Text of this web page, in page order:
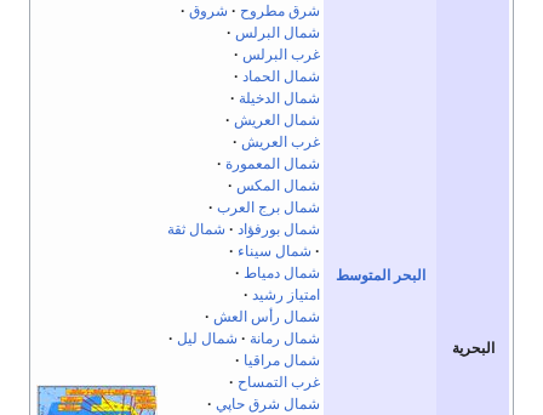
البحرية
البحر المتوسط
شرق مطروح
شروق
شمال البرلس
غرب البرلس
شمال الحماد
شمال الدخيلة
شمال العريش
غرب العريش
شمال المعمورة
شمال المكس
شمال برج العرب
شمال بورفؤاد
شمال ثقة
شمال سيناء
شمال دمياط
امتياز رشيد
شمال رأس العش
شمال رمانة
شمال ليل
شمال مراقيا
غرب التمساح
شمال شرق حاپي